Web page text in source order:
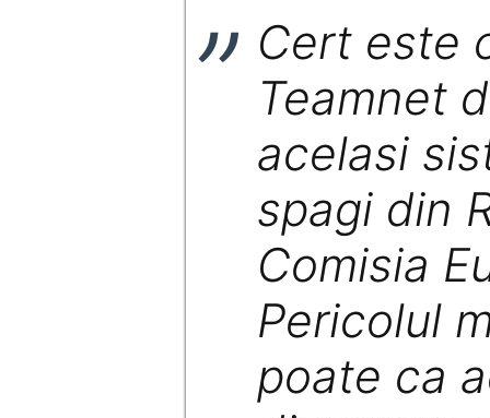
Cert este
Teamnet
acelasi
spagi din
Comisia
Pericolul
poate ca